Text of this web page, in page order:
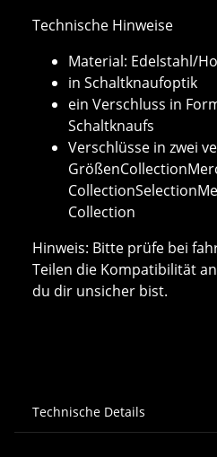
Technische Hinweise
Material: Edelstahl/
in Schaltknaufoptik
ein Verschluss in
Schaltknaufs
Verschlüsse in zwei
Collection
Hinweis: Bitte prüfe bei
Teilen die Kompatibilität
du dir unsicher bist.
Technische Details